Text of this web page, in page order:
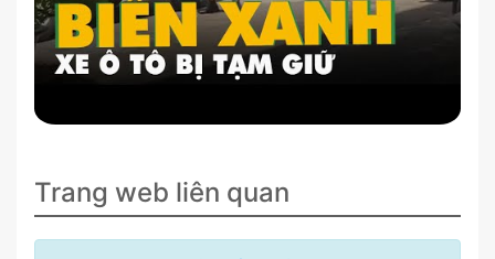
Trang web liên quan